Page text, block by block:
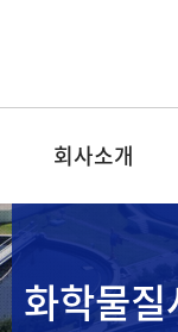
회사소개
화학물